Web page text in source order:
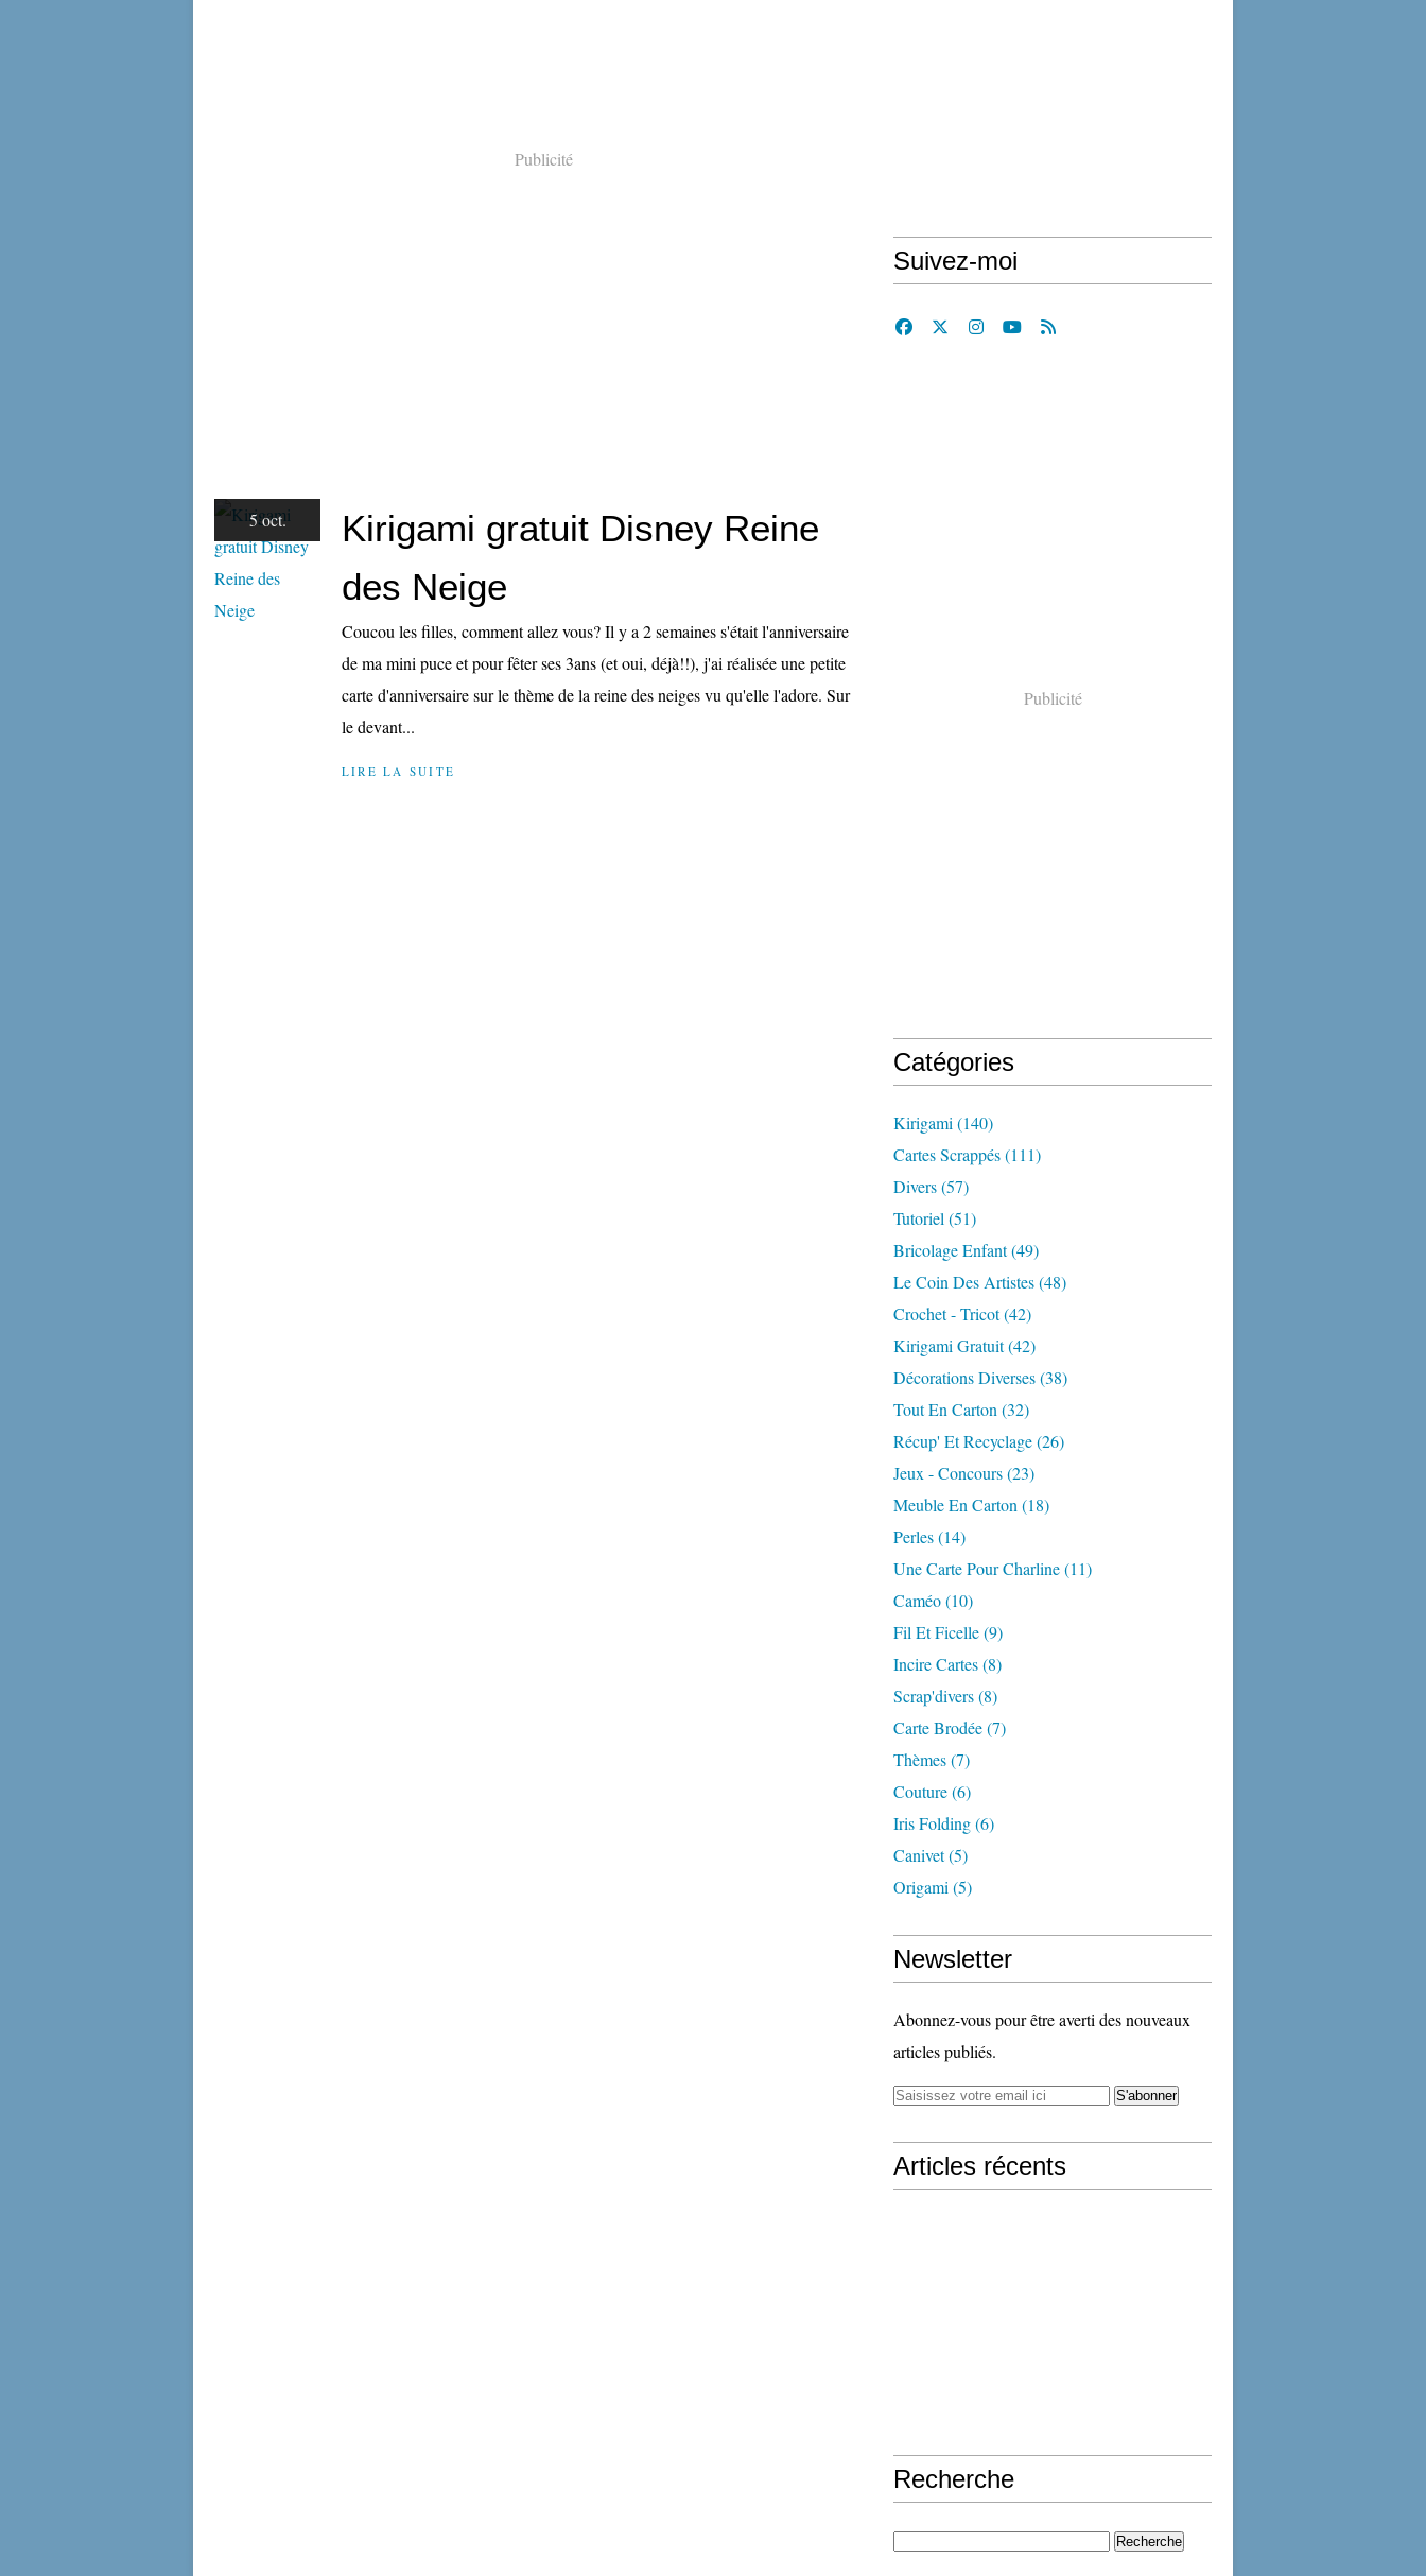
Publicité
5 oct.
Kirigami gratuit Disney Reine
des Neige
Coucou les filles, comment allez vous? Il y a 2 semaines s'était l'anniversaire
de ma mini puce et pour fêter ses 3ans (et oui, déjà!!), j'ai réalisée une petite
carte d'anniversaire sur le thème de la reine des neiges vu qu'elle l'adore. Sur
le devant...
LIRE LA SUITE
Suivez-moi
Publicité
Catégories
Kirigami (140)
Cartes Scrappés(111)
Divers(57)
Tutoriel (51)
Bricolage Enfant(49)
Le Coin Des Artistes(48)
Crochet - Tricot(42)
Kirigami Gratuit(42)
Décorations Diverses(38)
Tout En Carton (32)
Récup' Et Recyclage(26)
Jeux - Concours(23)
Meuble En Carton (18)
Perles(14)
Une Carte Pour Charline(11)
Caméo(10)
Fil Et Ficelle(9)
Incire Cartes(8)
Scrap'divers(8)
Carte Brodée(7)
Thèmes(7)
Couture(6)
Iris Folding(6)
Canivet(5)
Origami (5)
Newsletter
Abonnez-vous pour être averti des nouveaux
articles publiés.
Articles récents
Recherche